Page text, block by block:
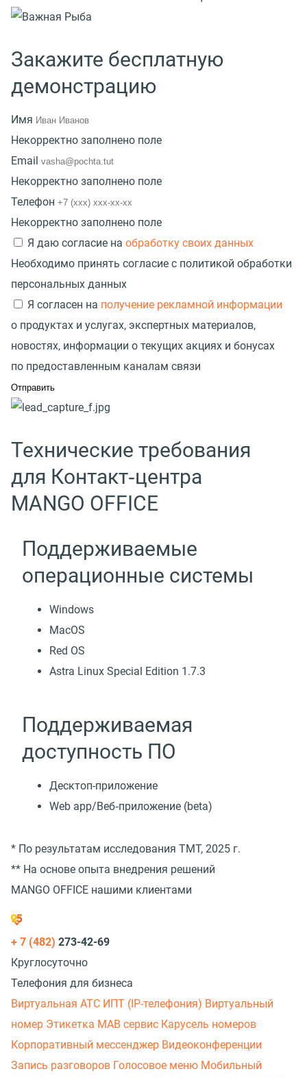
Закажите бесплатную
демонстрацию
Имя
Некорректно заполнено поле
Email
Некорректно заполнено поле
Телефон
Некорректно заполнено поле
Я даю согласие на обработку своих данных
Необходимо принять согласие с политикой обработки
персональных данных
Я согласен на получение рекламной информации
о продуктах и услугах, экспертных материалов,
новостях, информации о текущих акциях и бонусах
по предоставленным каналам связи
Технические требования
для Контакт‑центра
MANGO OFFICE
Поддерживаемые
операционные системы
Windows
MacOS
Red OS
Astra Linux Special Edition 1.7.3
Поддерживаемая
доступность ПО
Десктоп-приложение
Web app/Веб‑приложение (beta)
* По результатам исследования TMT, 2025 г.
** На основе опыта внедрения решений
MANGO OFFICE нашими клиентами
+ 7 (482) 273-42-69
Круглосуточно
Телефония для бизнеса
Виртуальная АТС ИПТ (IP-телефония) Виртуальный
номер Этикетка МАВ сервис Карусель номеров
Корпоративный мессенджер Видеоконференции
Запись разговоров Голосовое меню Мобильный